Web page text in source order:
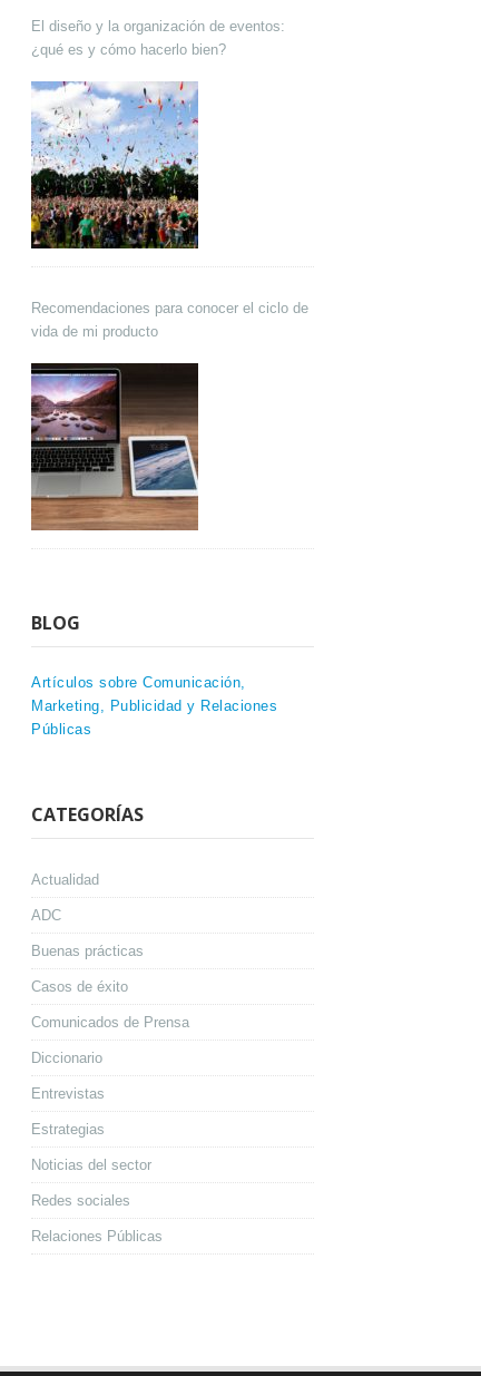
El diseño y la organización de eventos:
¿qué es y cómo hacerlo bien?
Recomendaciones para conocer el ciclo de
vida de mi producto
BLOG
Artículos sobre Comunicación,
Marketing, Publicidad y Relaciones
Públicas
CATEGORÍAS
Actualidad
ADC
Buenas prácticas
Casos de éxito
Comunicados de Prensa
Diccionario
Entrevistas
Estrategias
Noticias del sector
Redes sociales
Relaciones Públicas